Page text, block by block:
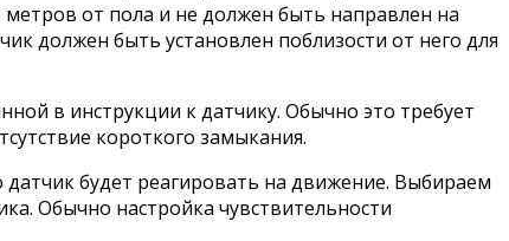
от пола и не должен быть направлен на
должен быть установлен поблизости от него для
в инструкции к датчику. Обычно это требует
короткого замыкания.
будет реагировать на движение. Выбираем
Обычно настройка чувствительности